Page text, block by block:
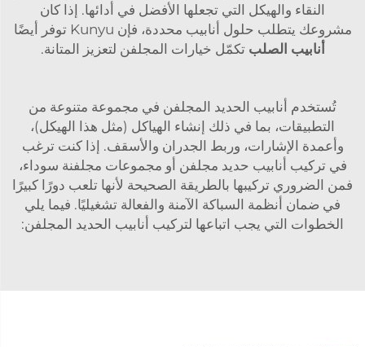
النقاء والهيكل التي تجعلها الأفضل في أدائها. إذا كان
مشروعك يتطلب حلول أنابيب محددة، فإن Kunyu توفر أيضًا
أنابيب الصلب تكمّل خيارات المجلفن لتعزيز المتانة.
تُستخدم أنابيب الحديد المجلفن في مجموعة متنوعة من
التطبيقات، بما في ذلك إنشاء الهياكل (مثل هذا الهيكل)،
وأعمدة الإشارات، وربط الجدران والأسقف. إذا كنت ترغب
في تركيب أنابيب حديد مجلفن أو مجموعات مجلفنة سوداء،
فمن الضروري تركيبها بالطريقة الصحيحة لأنها تلعب دورًا كبيرًا
في ضمان أنظمة السباكة الآمنة والفعالة تشغيليًا. فيما يلي
الخطوات التي يجب اتباعها لتركيب أنابيب الحديد المجلفن: